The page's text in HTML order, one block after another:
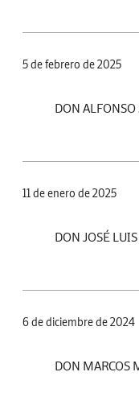
5 de febrero de 2025
DON
11 de enero de 2025
DON JOSÉ
6 de diciembre de 2024
DON MARCOS